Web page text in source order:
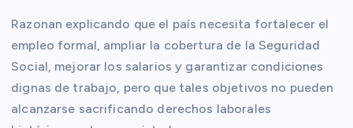
Razonan explicando que el país necesita fortalecer el
empleo formal, ampliar la cobertura de la Seguridad
Social, mejorar los salarios y garantizar condiciones
dignas de trabajo, pero que tales objetivos no pueden
alcanzarse sacrificando derechos laborales